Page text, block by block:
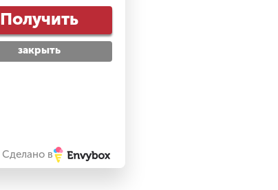
Получить
закрыть
Сделано в